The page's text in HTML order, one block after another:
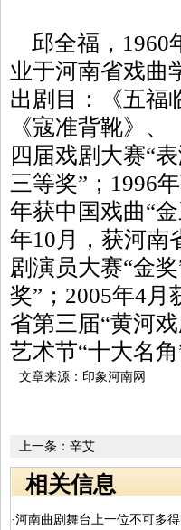
邱全福，1960
业于河南省戏曲
出剧目：《五福
《寇准背靴》
四届戏剧大赛“
三等奖”；1996
年获中国戏曲“
年10月，获河南
剧演员大赛“金
奖”；2005年4月
省第三届“黄河
艺术节“十大名角
文章来源：印象河南网
上一条： 辛艾
相关信息
·河南曲剧舞台上一位不可多